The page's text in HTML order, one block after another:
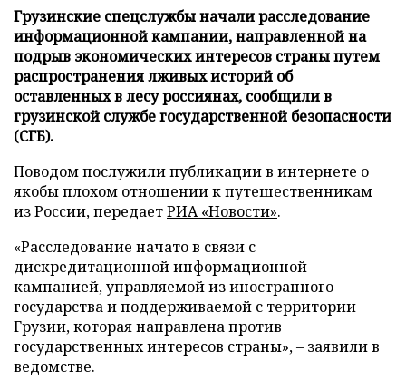
Грузинские спецслужбы начали расследование
информационной кампании, направленной на
подрыв экономических интересов страны путем
распространения лживых историй об
оставленных в лесу россиянах, сообщили в
грузинской службе государственной безопасности
(СГБ).
Поводом послужили публикации в интернете о
якобы плохом отношении к путешественникам
из России, передаетРИА «Новости».
«Расследование начато в связи с
дискредитационной информационной
кампанией, управляемой из иностранного
государства и поддерживаемой с территории
Грузии, которая направлена против
государственных интересов страны», – заявили в
ведомстве.